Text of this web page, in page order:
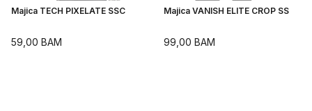
Majica TECH PIXELATE SSC
59,00 BAM
Majica VANISH ELITE CROP SS
99,00 BAM